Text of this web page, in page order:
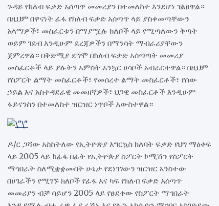
ጉዳይ የክለብ ፍቃድ አሰጣጥ መመሪያን በተመለከተ እንደሆነ ገልፀዋል።
በዚህም በዋናነት ፊፋ የክለብ ፍቃድ አሰጣጥ ላይ ያስቀመጣቸውን
አላማዎች፣ መስፈርቱን በማያሟሉ ክለቦች ላይ የሚጣለውን ቅጣት
ወይም ገደብ እንዲሁም ደረጃዎችን በማንሳት ማብራሪያቸውን
ጀምረዋል። በቅድሚያ ደግሞ በክለብ ፍቃድ አሰጣጣት መመሪያ
መስፈርቶች ላይ ያሉትን አምስት አንኳር ሀሳቦች አብራርተዋል። በዚህም
የስፖርት ልማት መስፈርቶች፣ የመሰረተ ልማት መስፈርቶች፣ የሰው
ኃይል እና አስተዳደራዊ መመዘኛዎች፣ ህጋዊ መስፈርቶች እንዲሁም
ፋይናንስን በተመለከተ ዝርዝር ነጥቦች አውስተዋል።
ዶ/ር ጋሻው አስከትለው የኢትዮጵያ እግርኳስ ክለባት ፍቃድ የህግ ማዕቀፍ
ላይ 2005 ላይ ከፊፋ በፊት የኢትዮጵያ ስፖርት ኮሚሽን የስፖርት
ማኅበራት ስለሚቋቋሙበት ሁኔታ የደነገገውን ዝርዝር አንስተው
በሀገራችን የሚገኙ ክለቦች የፊፋ እና ካፍ የክለብ ፍቃድ አሰጣጥ
መመሪያን ብቻ ሳይሆን 2005 ላይ የፀደቀው የስፖርት ማኅበራት